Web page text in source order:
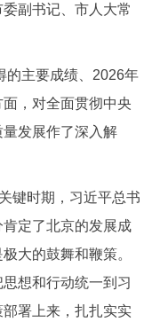
我要建议
图说互动
人文北京
视频北京
副书记、市人大常
主要成绩、2026年
，对全面贯彻中央
发展作了深入解
键时期，习近平总书
定了北京的发展成
大的鼓舞和鞭策。
想和行动统一到习
署上来，扎扎实实